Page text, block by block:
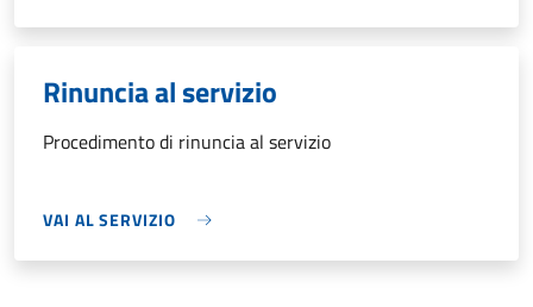
Rinuncia al servizio
Procedimento di rinuncia al servizio
VAI AL SERVIZIO